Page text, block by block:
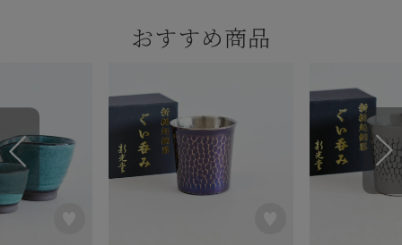
おすすめ商品